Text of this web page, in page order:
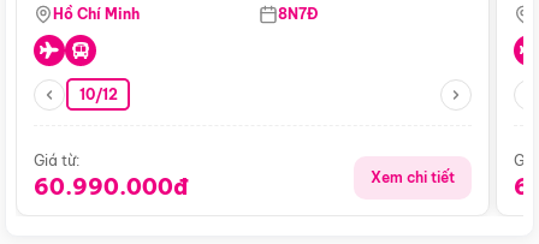
Hồ Chí Minh 8N7Đ
10/12
Giá từ:
60.990.000đ Xem chi tiết